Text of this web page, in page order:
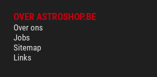
OVER ASTROSHOP.BE
Over ons
Jobs
Sitemap
Links